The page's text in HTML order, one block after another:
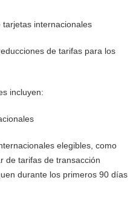
internacionales
de tarifas para los
incluyen:
elegibles, como
de tarifas de transacción
durante los primeros 90 días